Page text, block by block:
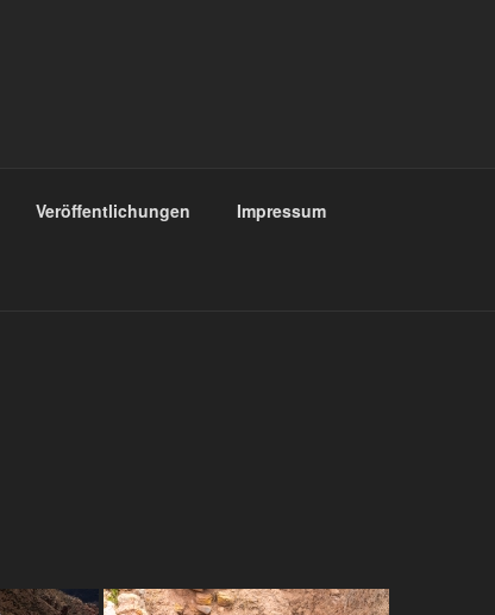
Veröffentlichungen Impressum